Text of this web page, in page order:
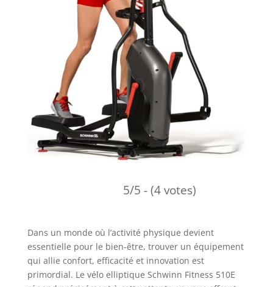
5/5 - (4 votes)
Dans un monde où l’activité physique devient
essentielle pour le bien-être, trouver un équipement
qui allie confort, efficacité et innovation est
primordial. Le vélo elliptique Schwinn Fitness 510E